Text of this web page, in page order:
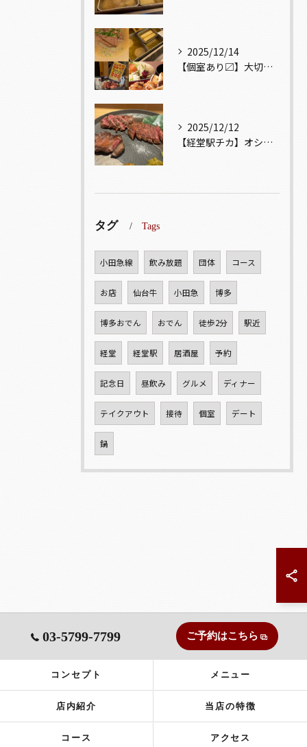
2025/12/14
【個室あり〼】大切な記念日、お祝い事でのご来店ぜひお待ちして...
2025/12/12
【経堂駅チカ】オシャレ居酒屋🏮自慢のお肉が楽しめる🐃お得なコ...
タグ Tags
小田急線 飲み放題 団体 コース
お店 仙台牛 小田急 博多
博多おでん おでん 徒歩2分 駅近
経堂 経堂駅 居酒屋 予約
記念日 昼飲み グルメ ディナー
テイクアウト 接待 個室 デート
鍋
03-5799-7799 ご予約はこちら
コンセプト メニュー
店内紹介 当店の特徴
コース アクセス